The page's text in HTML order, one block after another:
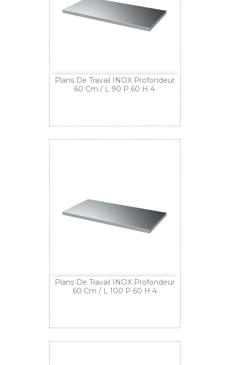
Plans De Travail INOX Profondeur
60 Cm / L 90 P 60 H 4
Plans De Travail INOX Profondeur
60 Cm / L 100 P 60 H 4